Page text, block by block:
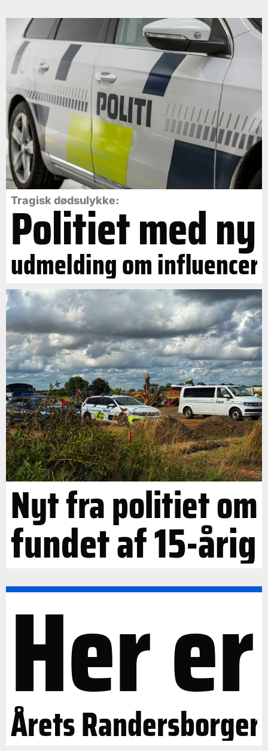
Tragisk dødsulykke:
Politiet med ny
udmelding om influencer
Nyt fra politiet om
fundet af 15-årig
Her er
Årets Randersborger